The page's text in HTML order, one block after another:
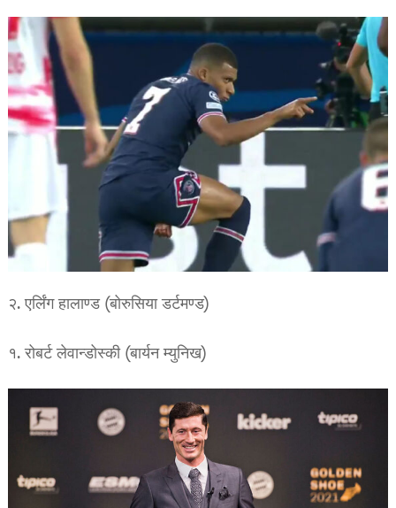
२. एर्लिंग हालाण्ड (बोरुसिया डर्टमण्ड)
१. रोबर्ट लेवान्डोस्की (बार्यन म्युनिख)